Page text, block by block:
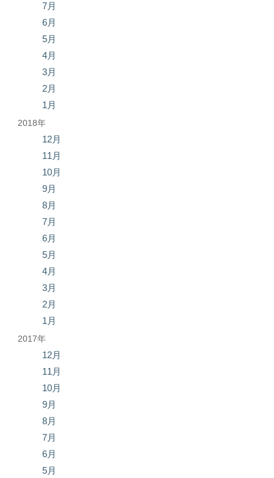
7月
6月
5月
4月
3月
2月
1月
2018年
12月
11月
10月
9月
8月
7月
6月
5月
4月
3月
2月
1月
2017年
12月
11月
10月
9月
8月
7月
6月
5月